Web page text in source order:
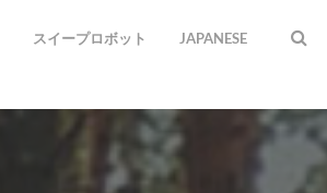
スイープロボット JAPANESE